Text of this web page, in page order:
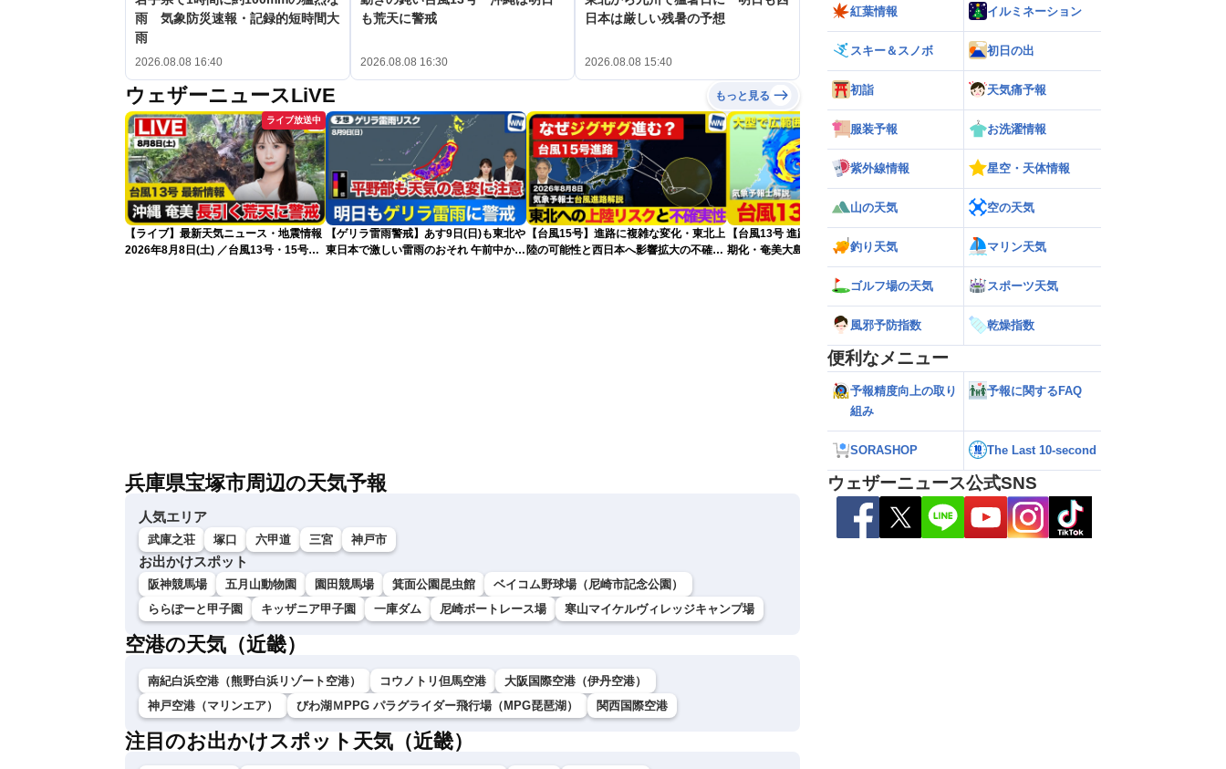
雨 気象防災速報・記録的短時間大
雨
2026.08.08 16:40
も荒天に警戒
2026.08.08 16:30
日本は厳しい残暑の予想
2026.08.08 15:40
ウェザーニュースLiVE もっと見る
ライブ放送中
【ライブ】最新天気ニュース・地震情報
2026年8月8日(土) ／台風13号・15号
【ゲリラ雷雨警戒】あす9日(日)も東北や
東日本で激しい雷雨のおそれ 午前中から
【台風15号】進路に複雑な変化・東北上
陸の可能性と西日本へ影響拡大の不確実
【台風13号 進路解説】通過後も影響長
期化・奄美大島で総雨量400mm超・高
波に要警戒（2026.08.08 16:00）
水帯が発生のおそれも＜気象防災速報・
記録的短時間大雨＞
兵庫県宝塚市周辺の天気予報
人気エリア
武庫之荘 塚口 六甲道 三宮 神戸市
お出かけスポット
阪神競馬場 五月山動物園 園田競馬場 箕面公園昆虫館
ベイコム野球場（尼崎市記念公園）
ららぽーと甲子園
キッザニア甲子園 一庫ダム 尼崎ボートレース場 寒山マイケルヴィレッジキャンプ場
空港の天気（近畿）
南紀白浜空港（熊野白浜リゾート空港） コウノトリ但馬空港
大阪国際空港（伊丹空港）
神戸空港（マリンエア）
びわ湖ＭPPG パラグライダー飛行場（MPG琵琶湖） 関西国際空港
注目のお出かけスポット天気（近畿）
紅葉情報 イルミネーション
スキー＆スノボ 初日の出
初詣 天気痛予報
服装予報 お洗濯情報
紫外線情報 星空・天体情報
山の天気 空の天気
釣り天気 マリン天気
ゴルフ場の天気 スポーツ天気
風邪予防指数 乾燥指数
便利なメニュー
予報精度向上の取り
組み
予報に関するFAQ
SORASHOP The Last 10-second
ウェザーニュース公式SNS